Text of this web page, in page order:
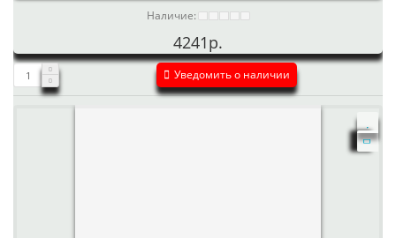
Наличие:
4241р.
Уведомить о наличии